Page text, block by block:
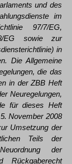
und des
im
97/7/EG,
EG sowie zur
in
Die Allgemeine
die das
in der ZBB Heft
Neuregelungen,
für dieses Heft
November 2008
Umsetzung der
Teils der
der
Rückgaberecht